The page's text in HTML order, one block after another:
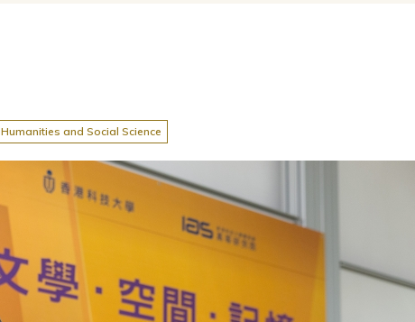
Humanities and Social Science